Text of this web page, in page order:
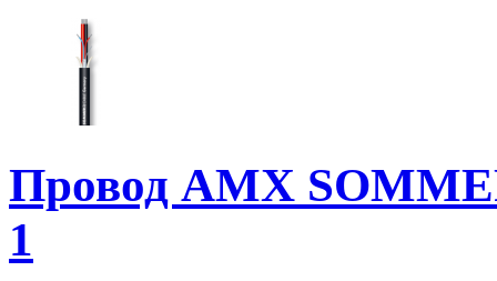
Провод AMX
1